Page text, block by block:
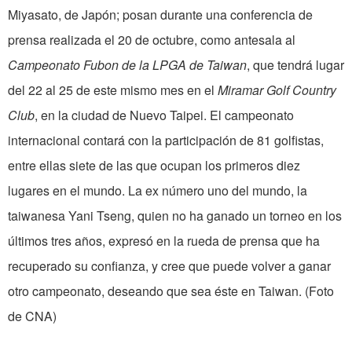
Miyasato, de Japón; posan durante una conferencia de
prensa realizada el 20 de octubre, como antesala al
Campeonato Fubon de la LPGA de Taiwan, que tendrá lugar
del 22 al 25 de este mismo mes en el Miramar Golf Country
Club, en la ciudad de Nuevo Taipei. El campeonato
internacional contará con la participación de 81 golfistas,
entre ellas siete de las que ocupan los primeros diez
lugares en el mundo. La ex número uno del mundo, la
taiwanesa Yani Tseng, quien no ha ganado un torneo en los
últimos tres años, expresó en la rueda de prensa que ha
recuperado su confianza, y cree que puede volver a ganar
otro campeonato, deseando que sea éste en Taiwan. (Foto
de CNA)